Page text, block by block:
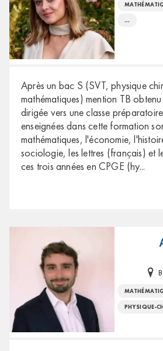
...
Après un bac S (SVT, physique
mathématiques) mention TB
dirigée vers une classe préparatoire
enseignées dans cette formation
mathématiques, l'économie,
sociologie, les lettres (français) et
ces trois années en CPGE (hy...
PHYSIQUE-